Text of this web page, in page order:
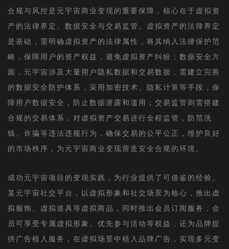
合规与风控是元宇宙商业变现的重要保障，核心在于虚拟资
产的法律界定、数据安全与交易监管。虚拟资产的法律界定
是基础，需明确虚拟资产的法律属性，将其纳入法律保护范
畴，保障用户的资产权益，避免虚拟资产纠纷；数据安全方
面，元宇宙涉及大量用户隐私数据和交易数据，需建立完善
的数据安全防护体系，采用加密技术、隐私计算等手段，保
障用户数据安全，防止数据泄露和滥用；交易监管则需搭建
合规的交易体系，对虚拟资产交易进行全程监管，防范洗
钱、诈骗等违法违规行为，确保交易的公平公正，维护良好
的市场秩序，为元宇宙商业变现营造安全合规的环境。
成功元宇宙项目的变现实践，为行业提供了可借鉴的经验。
某元宇宙社交平台，以虚拟形象和社交场景为核心，推出虚
拟服饰、虚拟道具等虚拟商品，同时推出会员订阅服务，会
员可享受专属虚拟形象、优先参与活动等权益，还为品牌提
供广告植入服务，在虚拟场景中植入品牌广告，实现多元变